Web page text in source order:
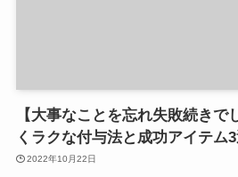
【大事なことを忘れ失敗続きで
くラクな付与法と成功アイテム
2022年10月22日